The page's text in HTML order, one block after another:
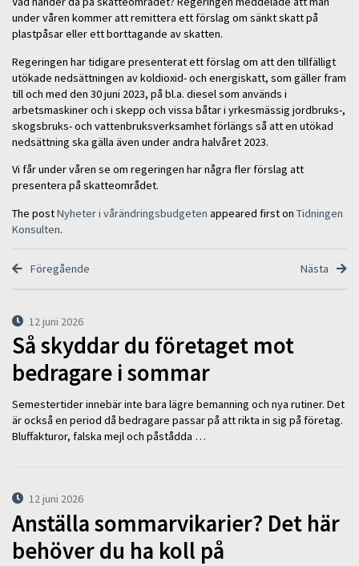
under våren kommer att remittera ett förslag om sänkt skatt på
plastpåsar eller ett borttagande av skatten.
Regeringen har tidigare presenterat ett förslag om att den tillfälligt
utökade nedsättningen av koldioxid- och energiskatt, som gäller fram
till och med den 30 juni 2023, på bl.a. diesel som används i
arbetsmaskiner och i skepp och vissa båtar i yrkesmässig jordbruks-,
skogsbruks- och vattenbruksverksamhet förlängs så att en utökad
nedsättning ska gälla även under andra halvåret 2023.
Vi får under våren se om regeringen har några fler förslag att
presentera på skatteområdet.
The postNyheter i vårändringsbudgeten appeared first on Tidningen
Konsulten.
Föregående Nästa
12 juni 2026
Så skyddar du företaget mot
bedragare i sommar
Semestertider innebär inte bara lägre bemanning och nya rutiner. Det
är också en period då bedragare passar på att rikta in sig på företag.
Bluffakturor, falska mejl och påstådda …
12 juni 2026
Anställa sommarvikarier? Det här
behöver du ha koll på